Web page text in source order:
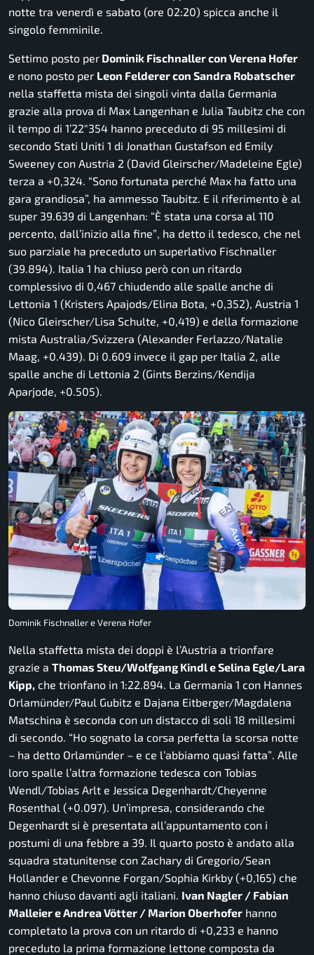
notte tra venerdì e sabato (ore 02:20) spicca anche il
singolo femminile.
Settimo posto per Dominik Fischnaller con Verena Hofer
e nono posto per Leon Felderer con Sandra Robatscher
nella staffetta mista dei singoli vinta dalla Germania
grazie alla prova di Max Langenhan e Julia Taubitz che con
il tempo di 1’22″354 hanno preceduto di 95 millesimi di
secondo Stati Uniti 1 di Jonathan Gustafson ed Emily
Sweeney con Austria 2 (David Gleirscher/Madeleine Egle)
terza a +0,324. “Sono fortunata perché Max ha fatto una
gara grandiosa”, ha ammesso Taubitz. E il riferimento è al
super 39.639 di Langenhan: “È stata una corsa al 110
percento, dall’inizio alla fine”, ha detto il tedesco, che nel
suo parziale ha preceduto un superlativo Fischnaller
(39.894). Italia 1 ha chiuso però con un ritardo
complessivo di 0,467 chiudendo alle spalle anche di
Lettonia 1 (Kristers Apajods/Elina Bota, +0,352), Austria 1
(Nico Gleirscher/Lisa Schulte, +0,419) e della formazione
mista Australia/Svizzera (Alexander Ferlazzo/Natalie
Maag, +0.439). Di 0.609 invece il gap per Italia 2, alle
spalle anche di Lettonia 2 (Gints Berzins/Kendija
Aparjode, +0.505).
Dominik Fischnaller e Verena Hofer
Nella staffetta mista dei doppi è l’Austria a trionfare
grazie a Thomas Steu/Wolfgang Kindl e Selina Egle/Lara
Kipp, che trionfano in 1:22.894. La Germania 1 con Hannes
Orlamünder/Paul Gubitz e Dajana Eitberger/Magdalena
Matschina è seconda con un distacco di soli 18 millesimi
di secondo. “Ho sognato la corsa perfetta la scorsa notte
– ha detto Orlamünder – e ce l’abbiamo quasi fatta” . Alle
loro spalle l’altra formazione tedesca con Tobias
Wendl/Tobias Arlt e Jessica Degenhardt/Cheyenne
Rosenthal (+0.097). Un’impresa, considerando che
Degenhardt si è presentata all’appuntamento con i
postumi di una febbre a 39. Il quarto posto è andato alla
squadra statunitense con Zachary di Gregorio/Sean
Hollander e Chevonne Forgan/Sophia Kirkby (+0,165) che
hanno chiuso davanti agli italiani. Ivan Nagler / Fabian
Malleier e Andrea Vötter / Marion Oberhofer hanno
completato la prova con un ritardo di +0,233 e hanno
preceduto la prima formazione lettone composta da